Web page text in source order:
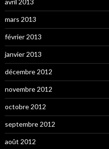
avril 2013
mars 2013
février 2013
janvier 2013
décembre 2012
novembre 2012
octobre 2012
septembre 2012
août 2012